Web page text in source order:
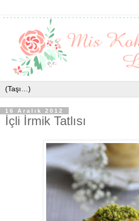
16 Aralık 2012
İçli İrmik Tatlısı